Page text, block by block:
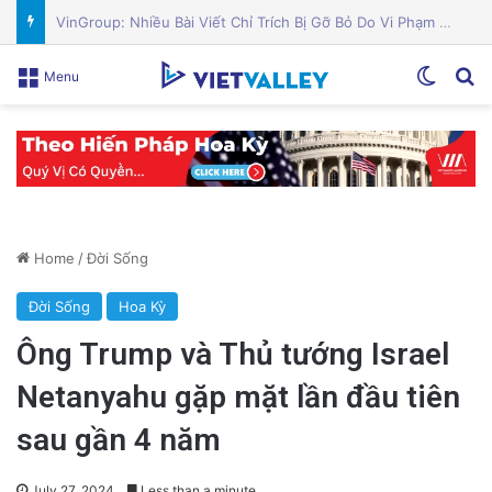
Nguyên Nhân Gây Nổ Tên Lửa Trên Bệ Phóng: Hé Lộ Từ Blue Origin
Menu
Home /Đời Sống
Đời Sống Hoa Kỳ
Ông Trump và Thủ tướng Israel
Netanyahu gặp mặt lần đầu tiên
sau gần 4 năm